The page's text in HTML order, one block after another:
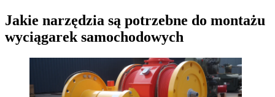
Jakie narzędzia są potrzebne do montażu
wyciągarek samochodowych